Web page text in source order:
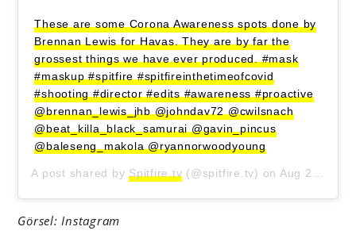
These are some Corona Awareness spots done by
Brennan Lewis for Havas. They are by far the
grossest things we have ever produced. #mask
#maskup #spitfire #spitfireinthetimeofcovid
#shooting #director #edits #awareness #proactive
@brennan_lewis_jhb @johndav72 @cwilsnach
@beat_killa_black_samurai @gavin_pincus
@baleseng_makola @ryannorwoodyoung
A post shared by Spitfire.tv (@spitfire.tv) on Aug 21, 2020 at 1:43am PDT
Görsel: Instagram